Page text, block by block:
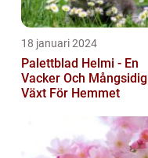
18 januari 2024
Palettblad Helmi - En
Vacker Och Mångsidig
Växt För Hemmet